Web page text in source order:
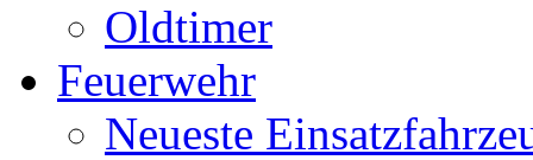
Oldtimer
Feuerwehr
Neueste